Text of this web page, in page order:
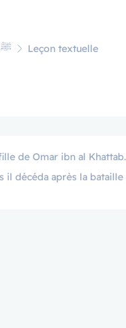
Le résumé de la biographie du Prophète ﷺ Leçon textuelle